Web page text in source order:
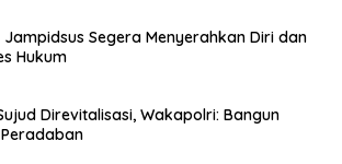
Jampidsus Segera Menyerahkan Diri dan
Hukum
Direvitalisasi, Wakapolri: Bangun